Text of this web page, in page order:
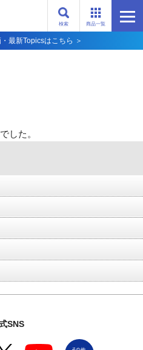
商品一覧
検索
最新Topicsはこちら ＞
した。
SNS